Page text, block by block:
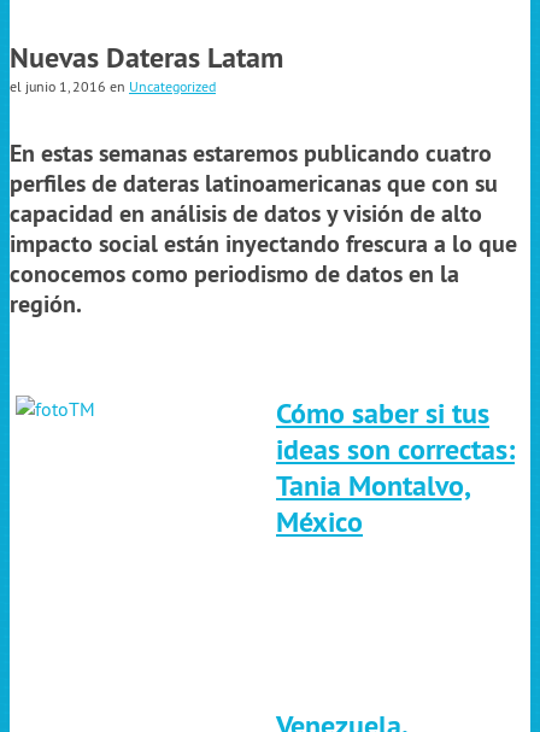
Nuevas Dateras Latam
el junio 1, 2016 en Uncategorized
En estas semanas estaremos publicando cuatro
perfiles de dateras latinoamericanas que con su
capacidad en análisis de datos y visión de alto
impacto social están inyectando frescura a lo que
conocemos como periodismo de datos en la
región.
Cómo saber si tus
ideas son correctas:
Tania Montalvo,
México